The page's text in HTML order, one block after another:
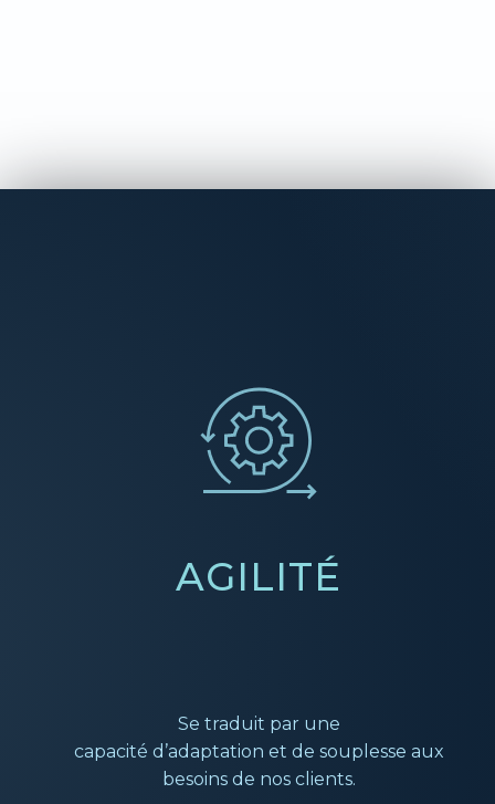
AGILITÉ
Se traduit par une
capacité d’adaptation et de souplesse aux
besoins de nos clients.